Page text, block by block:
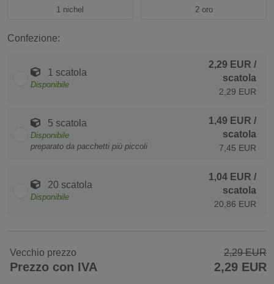
1 nichel 2 oro
Confezione:
1 scatola
Disponibile
2,29 EUR /
scatola
2,29 EUR
5 scatola
Disponibile
preparato da pacchetti più piccoli
1,49 EUR /
scatola
7,45 EUR
20 scatola
Disponibile
1,04 EUR /
scatola
20,86 EUR
Vecchio prezzo 2,29 EUR
Prezzo con IVA 2,29 EUR